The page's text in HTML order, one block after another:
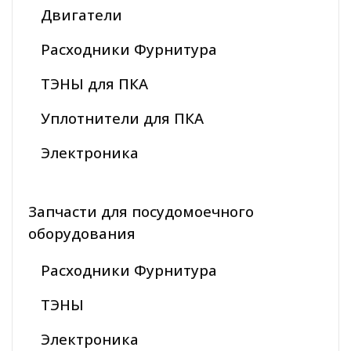
Двигатели
Расходники Фурнитура
ТЭНЫ для ПКА
Уплотнители для ПКА
Электроника
Запчасти для посудомоечного
оборудования
Расходники Фурнитура
ТЭНЫ
Электроника